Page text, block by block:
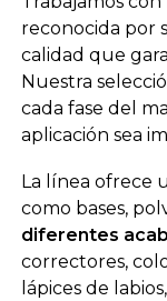
reconocida por
calidad que
Nuestra
cada fase del
aplicación sea
La línea ofrece
como bases,
diferentes
correctores,
lápices de